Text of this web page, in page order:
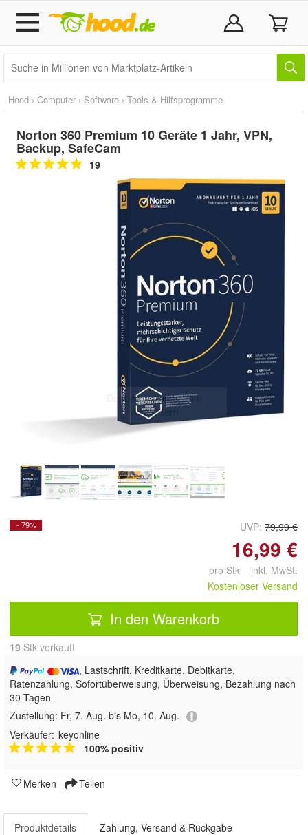
Hood › Computer › Software › Tools & Hilfsprogramme
Norton 360 Premium 10 Geräte 1 Jahr, VPN,
Backup, SafeCam
19
Doppelt antippen zum
vergrößern
- 79% UVP: 79,99 €
16,99 €
pro Stk inkl. MwSt.
Kostenloser Versand
In den Warenkorb
19 Stk verkauft
, Lastschrift, Kreditkarte, Debitkarte,
Ratenzahlung, Sofortüberweisung, Überweisung, Bezahlung nach
30 Tagen
Zustellung: Fr, 7. Aug. bis Mo, 10. Aug.
Verkäufer: keyonline
100% positiv
Merken Teilen
Produktdetails Zahlung, Versand & Rückgabe